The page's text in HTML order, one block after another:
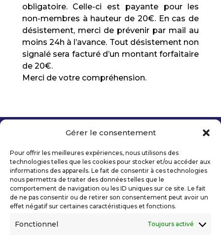
Gérer le consentement
Pour offrir les meilleures expériences, nous utilisons des
technologies telles que les cookies pour stocker et/ou accéder aux
informations des appareils. Le fait de consentir à ces technologies
nous permettra de traiter des données telles que le
comportement de navigation ou les ID uniques sur ce site. Le fait
de ne pas consentir ou de retirer son consentement peut avoir un
effet négatif sur certaines caractéristiques et fonctions.
Fonctionnel Toujours activé
obligatoire. Celle-ci est payante pour les
non-membres à hauteur de 20€. En cas de
désistement, merci de prévenir par mail au
moins 24h à l’avance. Tout désistement non
signalé sera facturé d’un montant forfaitaire
de 20€.
Merci de votre compréhension.
Mentions légales
Politique de confidentialité
Déclaration d’accessibilité numérique
Ils nous soutiennent